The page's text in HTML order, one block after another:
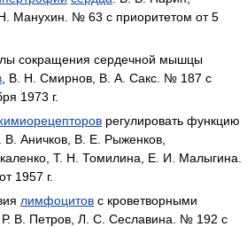
Манухин. № 63 с приоритетом от 5
сокращения сердечной мышцы
, В. Н. Смирнов, В. А. Сакс. № 187 с
1973 г.
регулировать функцию
В. Аничков, В. Е. Рыженков,
Т. Н. Томилина, Е. И. Малыгина.
1957 г.
лимфоцитов с кроветворными
. Р. В. Петров, Л. С. Сеславина. № 192 с